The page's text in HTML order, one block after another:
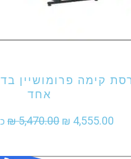
קימה פרומושיין
אחד
₪5,470.00
המחיר ₪ 4,555.00